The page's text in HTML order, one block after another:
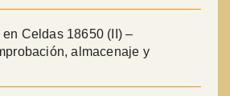
en Celdas 18650 (II) –
almacenaje y